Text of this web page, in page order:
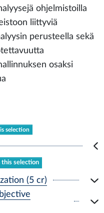
ohjelmistoilla
liittyviä
perusteella sekä
osaksi
selection
selection
(5 cr)